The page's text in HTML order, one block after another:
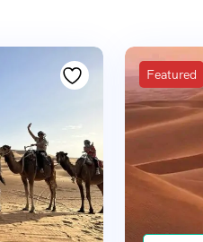
Featured